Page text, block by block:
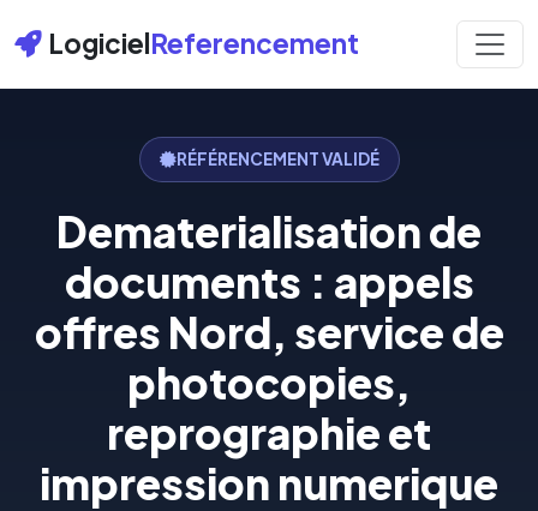
LogicielReferencement
RÉFÉRENCEMENT VALIDÉ
Dematerialisation de
documents : appels
offres Nord, service de
photocopies,
reprographie et
impression numerique